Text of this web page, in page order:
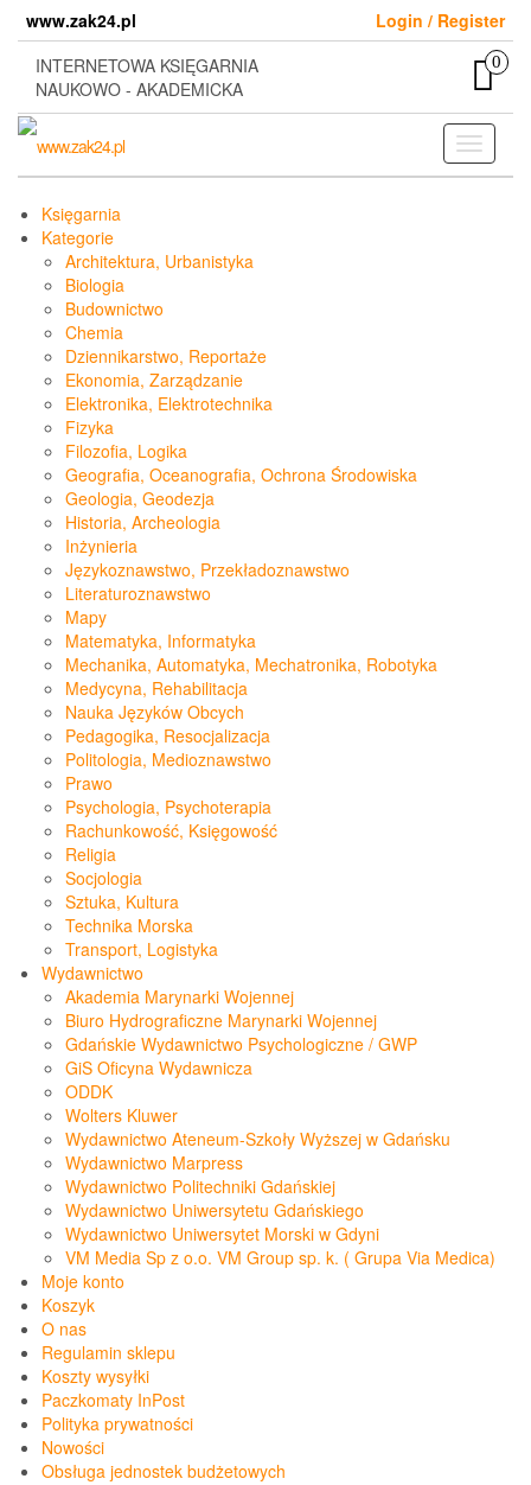
content
www.zak24.pl
Login / Register
INTERNETOWA KSIĘGARNIA
NAUKOWO - AKADEMICKA
0
Toggle
Księgarnia
Kategorie
Architektura, Urbanistyka
Biologia
Budownictwo
Chemia
Dziennikarstwo, Reportaże
Ekonomia, Zarządzanie
Elektronika, Elektrotechnika
Fizyka
Filozofia, Logika
Geografia, Oceanografia, Ochrona Środowiska
Geologia, Geodezja
Historia, Archeologia
Inżynieria
Językoznawstwo, Przekładoznawstwo
Literaturoznawstwo
Mapy
Matematyka, Informatyka
Mechanika, Automatyka, Mechatronika, Robotyka
Medycyna, Rehabilitacja
Nauka Języków Obcych
Pedagogika, Resocjalizacja
Politologia, Medioznawstwo
Prawo
Psychologia, Psychoterapia
Rachunkowość, Księgowość
Religia
Socjologia
Sztuka, Kultura
Technika Morska
Transport, Logistyka
Wydawnictwo
Akademia Marynarki Wojennej
Biuro Hydrograficzne Marynarki Wojennej
Gdańskie Wydawnictwo Psychologiczne / GWP
GiS Oficyna Wydawnicza
ODDK
Wolters Kluwer
Wydawnictwo Ateneum-Szkoły Wyższej w Gdańsku
Wydawnictwo Marpress
Wydawnictwo Politechniki Gdańskiej
Wydawnictwo Uniwersytetu Gdańskiego
Wydawnictwo Uniwersytet Morski w Gdyni
VM Media Sp z o.o. VM Group sp. k. ( Grupa Via Medica)
Moje konto
Koszyk
O nas
Regulamin sklepu
Koszty wysyłki
Paczkomaty InPost
Polityka prywatności
Nowości
Obsługa jednostek budżetowych